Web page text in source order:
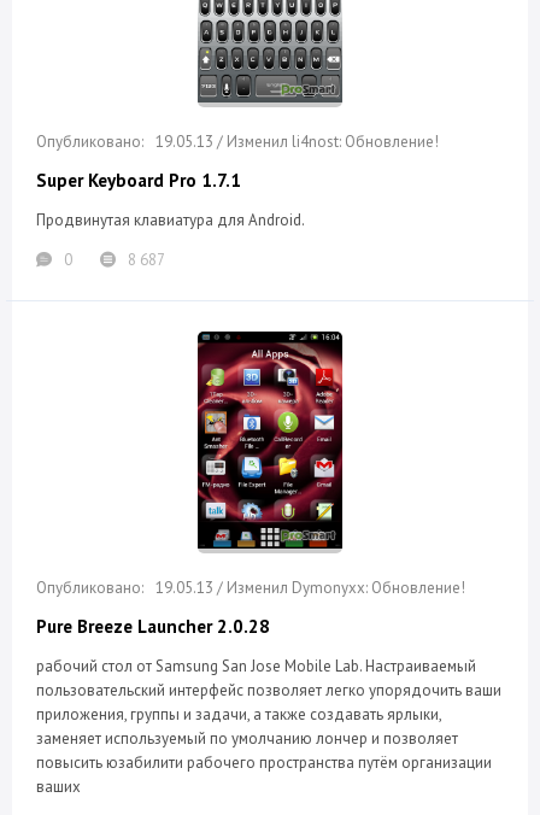
19.05.13 / Изменил li4nost: Обновление!
Super Keyboard Pro 1.7.1
Продвинутая клавиатура для Android.
0
8 687
19.05.13 / Изменил Dymonyxx: Обновление!
Pure Breeze Launcher 2.0.28
рабочий стол от Samsung San Jose Mobile Lab. Настраиваемый
пользовательский интерфейс позволяет легко упорядочить ваши
приложения, группы и задачи, а также создавать ярлыки,
заменяет используемый по умолчанию лончер и позволяет
повысить юзабилити рабочего пространства путём организации
ваших